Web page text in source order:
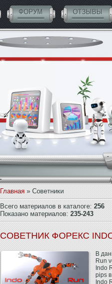
ФОРУМ ОТЗЫВЫ
Главная » Советники
Всего материалов в каталоге: 256
Показано материалов: 235-243
СОВЕТНИК ФОРЕКС
В
Run
Indo
pips
Indo